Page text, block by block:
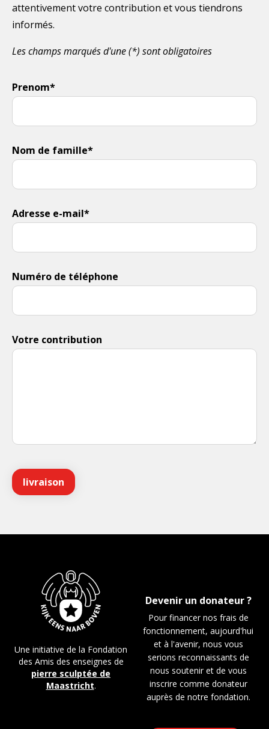
attentivement votre contribution et vous tiendrons
informés.
Les champs marqués d'une (*) sont obligatoires
Prenom*
Nom de famille*
Adresse e-mail*
Numéro de téléphone
Votre contribution
Devenir un donateur ?
Pour financer nos frais de
fonctionnement, aujourd'hui
et à l'avenir, nous vous
serions reconnaissants de
nous soutenir et de vous
inscrire comme donateur
auprès de notre fondation.
Une initiative de la Fondation
des Amis des enseignes de
pierre sculptée de
Maastricht.